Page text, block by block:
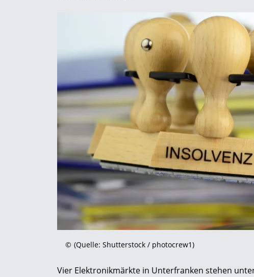
© (Quelle: Shutterstock / photocrew1)
Vier Elektronikmärkte in Unterfranken stehen